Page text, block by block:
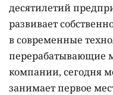
десятилетий
развивает
в современные
перерабатывающие
компании, сегодня
занимает первое